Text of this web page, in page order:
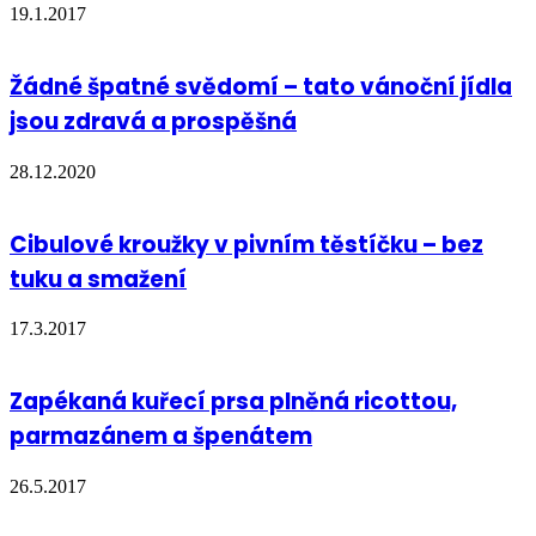
19.1.2017
Žádné špatné svědomí – tato vánoční jídla
jsou zdravá a prospěšná
28.12.2020
Cibulové kroužky v pivním těstíčku – bez
tuku a smažení
17.3.2017
Zapékaná kuřecí prsa plněná ricottou,
parmazánem a špenátem
26.5.2017